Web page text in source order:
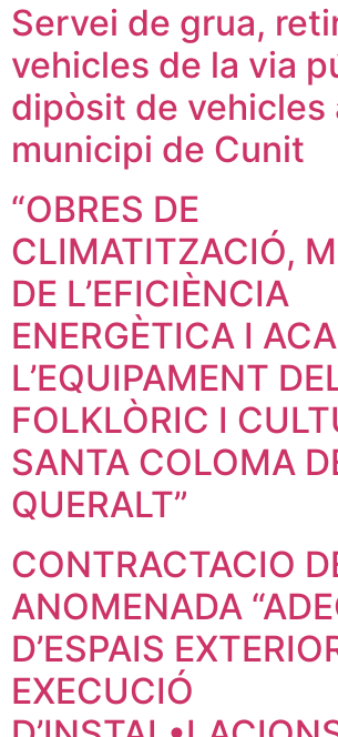
Servei de grua,
vehicles de la via
dipòsit de vehicles
municipi de Cunit
“OBRES DE
CLIMATITZACIÓ,
DE L’EFICIÈNCIA
ENERGÈTICA I
L’EQUIPAMENT
FOLKLÒRIC I
SANTA COLOMA
QUERALT”
CONTRACTACIO
ANOMENADA
D’ESPAIS
EXECUCIÓ